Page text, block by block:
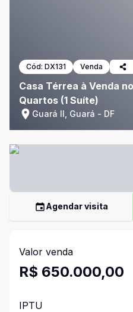
Cód: DX131 Venda
Casa Térrea à Venda
Quartos (1 Suíte)
Guará II, Guará - DF
Agendar visita
Valor venda
R$ 650.000,00
IPTU